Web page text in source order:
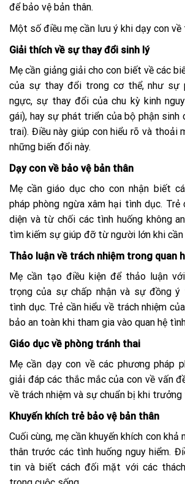
để bảo vệ bản thân.
Một số điều mẹ cần lưu ý khi dạy con
Giải thích về sự thay đổi sinh lý
Mẹ cần giảng giải cho con biết về các
của sự thay đổi trong cơ thể, như sự
ngực, sự thay đổi của chu kỳ kinh
gái), hay sự phát triển của bộ phận sinh
trai). Điều này giúp con hiểu rõ và thoải
những biến đổi này.
Dạy con về bảo vệ bản thân
Mẹ cần giáo dục cho con nhận biết
pháp phòng ngừa xâm hại tình dục. Trẻ
diện và từ chối các tình huống không
tìm kiếm sự giúp đỡ từ người lớn khi
Thảo luận về trách nhiệm trong quan
Mẹ cần tạo điều kiện để thảo luận
trọng của sự chấp nhận và sự đồng ý
tình dục. Trẻ cần hiểu về trách nhiệm
bảo an toàn khi tham gia vào quan hệ
Giáo dục về phòng tránh thai
Mẹ cần dạy con về các phương pháp
giải đáp các thắc mắc của con về vấn
về trách nhiệm và sự chuẩn bị khi trưởng
Khuyến khích trẻ bảo vệ bản thân
Cuối cùng, mẹ cần khuyến khích con
thân trước các tình huống nguy hiểm.
tin và biết cách đối mặt với các